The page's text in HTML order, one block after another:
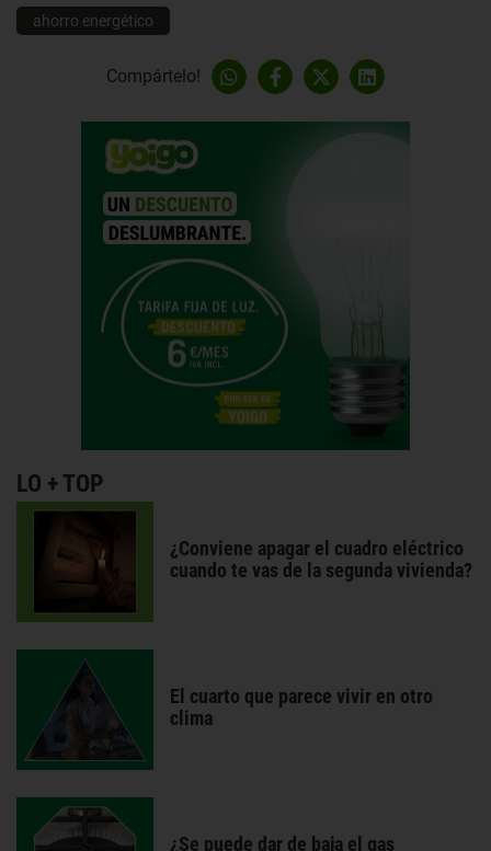
ahorro energético
Compártelo!
LO + TOP
¿Conviene apagar el cuadro eléctrico
cuando te vas de la segunda vivienda?
El cuarto que parece vivir en otro
clima
¿Se puede dar de baja el gas